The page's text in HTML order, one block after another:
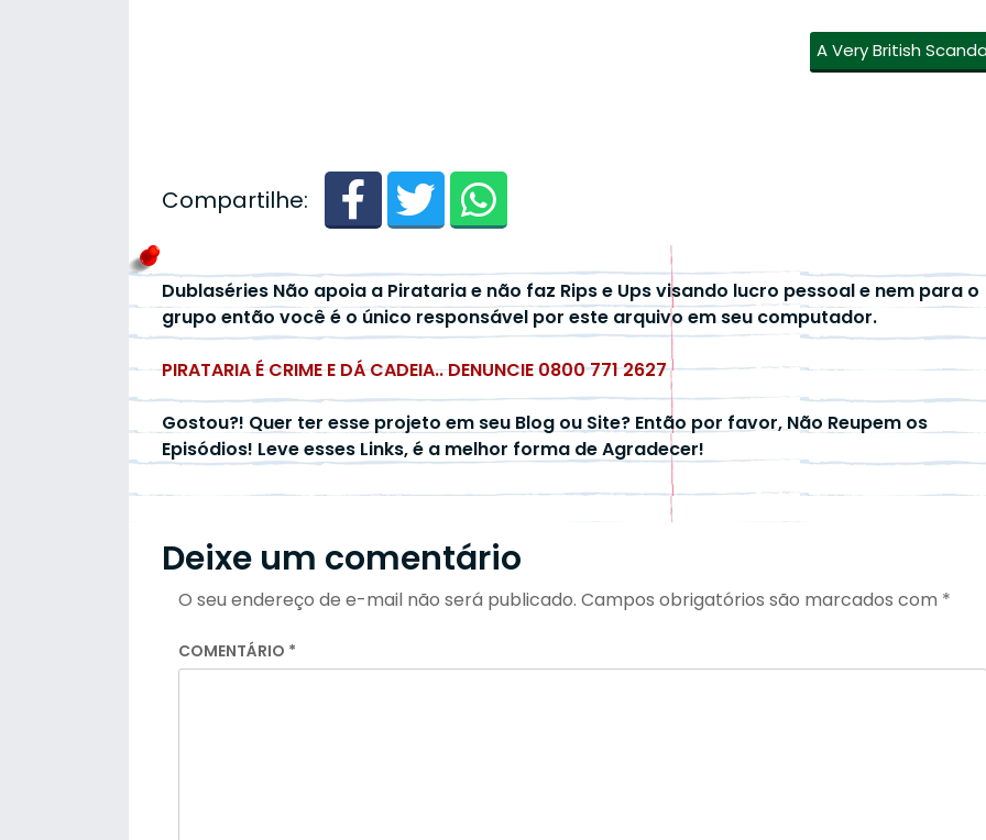
A Very British
Compartilhe:
Dublaséries Não apoia a Pirataria e não faz Rips e Ups visando lucro pessoal e nem para o
grupo então você é o único responsável por este arquivo em seu computador.
PIRATARIA É CRIME E DÁ CADEIA.. DENUNCIE 0800 771 2627
Gostou?! Quer ter esse projeto em seu Blog ou Site? Então por favor, Não Reupem os
Episódios! Leve esses Links, é a melhor forma de Agradecer!
Deixe um comentário
O seu endereço de e-mail não será publicado. Campos obrigatórios são marcados com *
COMENTÁRIO *